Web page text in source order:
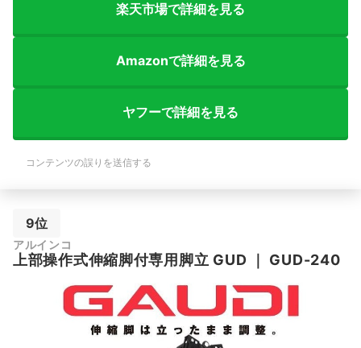
楽天市場で詳細を見る
Amazonで詳細を見る
ヤフーで詳細を見る
コンテンツの誤りを送信する
9位
アルインコ
上部操作式伸縮脚付専用脚立 GUD ｜ GUD-240